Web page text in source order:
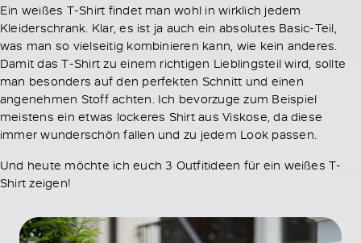
Ein weißes T-Shirt findet man wohl in wirklich jedem
Kleiderschrank. Klar, es ist ja auch ein absolutes Basic-Teil,
was man so vielseitig kombinieren kann, wie kein anderes.
Damit das T-Shirt zu einem richtigen Lieblingsteil wird, sollte
man besonders auf den perfekten Schnitt und einen
angenehmen Stoff achten. Ich bevorzuge zum Beispiel
meistens ein etwas lockeres Shirt aus Viskose, da diese
immer wunderschön fallen und zu jedem Look passen.
Und heute möchte ich euch 3 Outfitideen für ein weißes T-
Shirt zeigen!